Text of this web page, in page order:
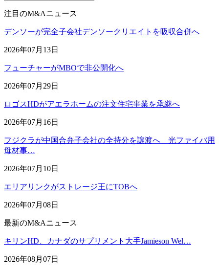
注目のM&Aニュース
デンソーが完全子会社デンソークリエイトを吸収合併へ
2026年07月13日
フューチャーがMBOで非公開化へ
2026年07月29日
ロゴスHDがアエラホームの注文住宅事業を承継へ
2026年07月16日
フジクラが中国合弁子会社の全持分を譲渡へ 光ファイバ用
母材事…
2026年07月10日
エリアリンクがストレージ王にTOBへ
2026年07月08日
最新のM&Aニュース
キリンHD、カナダのサプリメント大手Jamieson Wel…
2026年08月07日